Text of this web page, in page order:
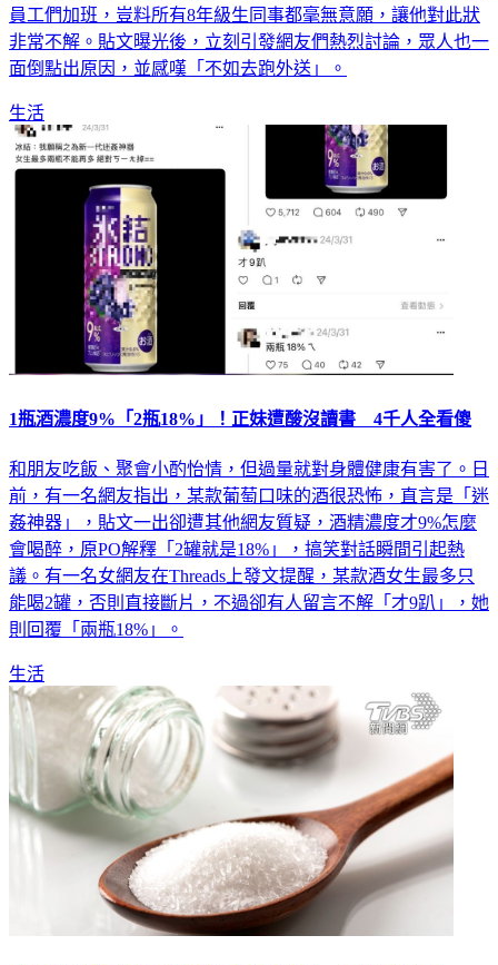
員工們加班，豈料所有8年級生同事都毫無意願，讓他對此狀
非常不解。貼文曝光後，立刻引發網友們熱烈討論，眾人也一
面倒點出原因，並感嘆「不如去跑外送」。
生活
1瓶酒濃度9%「2瓶18%」！正妹遭酸沒讀書 4千人全看傻
和朋友吃飯、聚會小酌怡情，但過量就對身體健康有害了。日
前，有一名網友指出，某款葡萄口味的酒很恐怖，直言是「迷
姦神器」，貼文一出卻遭其他網友質疑，酒精濃度才9%怎麼
會喝醉，原PO解釋「2罐就是18%」，搞笑對話瞬間引起熱
議。有一名女網友在Threads上發文提醒，某款酒女生最多只
能喝2罐，否則直接斷片，不過卻有人留言不解「才9趴」，她
則回覆「兩瓶18%」。
生活